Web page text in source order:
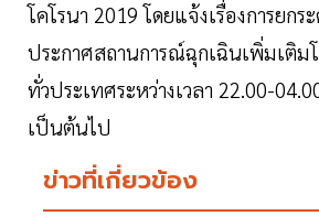
โคโรนา 2019 โดยแจ้งเรื่องการยกร
ประกาศสถานการณ์ฉุกเฉินเพิ่มเติม
ทั่วประเทศระหว่างเวลา 22.00-
เป็นต้นไป
ข่าวที่เกี่ยวข้อง